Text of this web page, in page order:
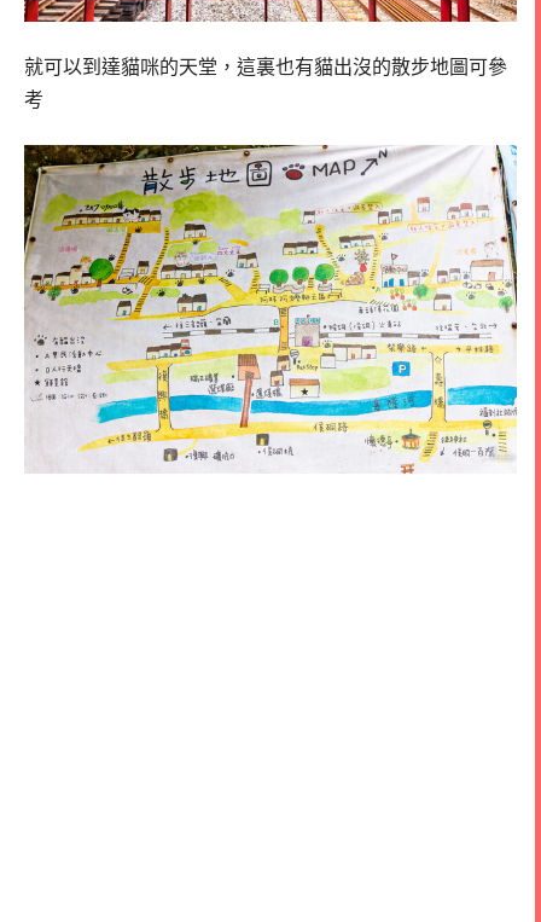
就可以到達貓咪的天堂，這裏也有貓出沒的散步地圖可參
考